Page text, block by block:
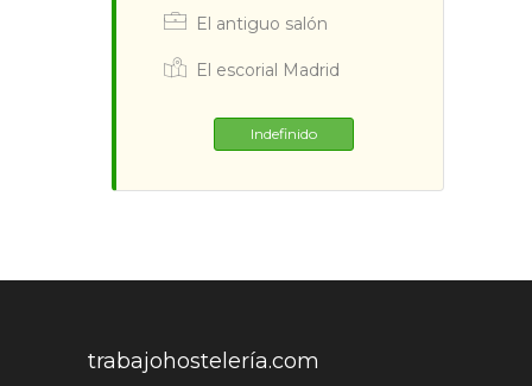
El antiguo salón
El escorial Madrid
Indefinido
trabajohostelería.com